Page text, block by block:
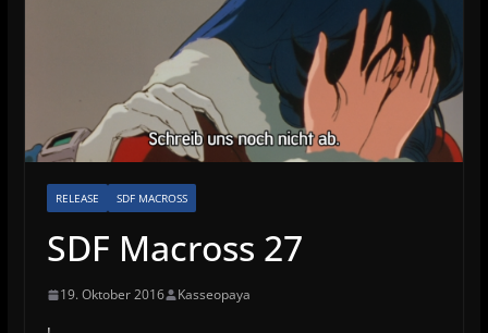
RELEASE SDF MACROSS
SDF Macross 27
19. Oktober 2016 Kasseopaya